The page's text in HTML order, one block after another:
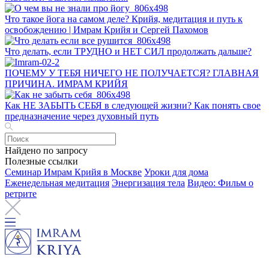
Что такое йога на самом деле? Крийя, медитация и путь к
освобождению | Имрам Крийя и Сергей Пахомов
Что делать, если ТРУДНО и НЕТ СИЛ продолжать дальше?
ПОЧЕМУ У ТЕБЯ НИЧЕГО НЕ ПОЛУЧАЕТСЯ? ГЛАВНАЯ
ПРИЧИНА. ИМРАМ КРИЙЯ
Как НЕ ЗАБЫТЬ СЕБЯ в следующей жизни? Как понять свое
предназначение через духовный путь
Найдено по запросу
Полезные ссылки
Семинар Имрам Крийя в Москве Уроки для дома
Еженедельная медитация Энергизация тела Видео: Фильм о
ретрите